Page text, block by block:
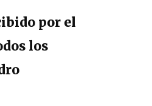
por el
los